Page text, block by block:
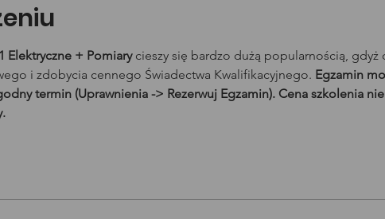
Elektryczne + Pomiary cieszy się bardzo dużą popularnością,
i zdobycia cennego Świadectwa Kwalifikacyjnego. Egzamin
termin (Uprawnienia -> Rezerwuj Egzamin). Cena szkolenia